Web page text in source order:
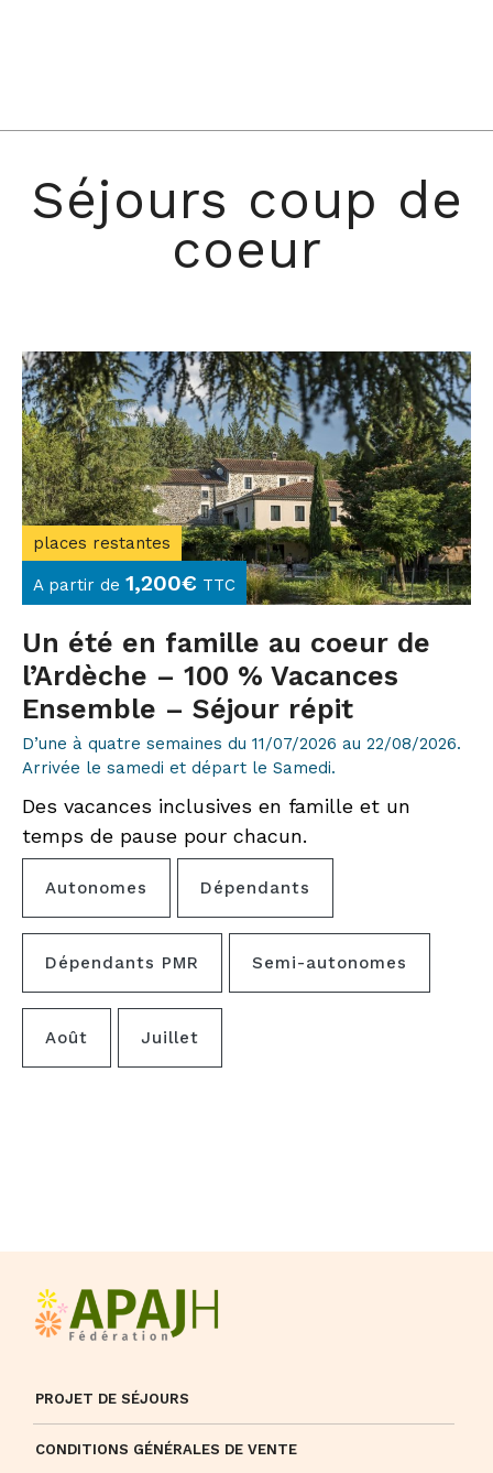
Séjours coup de
coeur
places restantes
A partir de 1,200€ TTC
Un été en famille au coeur de
l’Ardèche – 100 % Vacances
Ensemble – Séjour répit
D’une à quatre semaines du 11/07/2026 au 22/08/2026.
Arrivée le samedi et départ le Samedi.
Des vacances inclusives en famille et un
temps de pause pour chacun.
Autonomes Dépendants
Dépendants PMR Semi-autonomes
Août Juillet
PROJET DE SÉJOURS
CONDITIONS GÉNÉRALES DE VENTE